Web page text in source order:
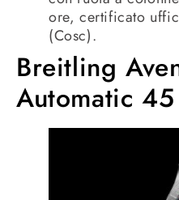
ore, certificato
(Cosc).
Breitling
Automatic